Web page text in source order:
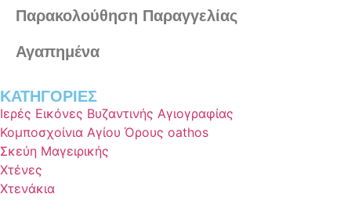
Παρακολούθηση Παραγγελίας
Αγαπημένα
ΚΑΤΗΓΟΡΙΕΣ
Ιερές Εικόνες Βυζαντινής Αγιογραφίας
Κομποσχοίνια Αγίου Όρους oathos
Σκεύη Μαγειρικής
Χτένες
Χτενάκια